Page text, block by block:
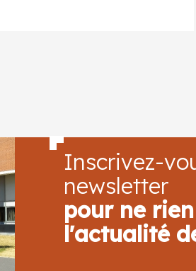
Inscrivez-
newsletter
pour ne
l'actualité